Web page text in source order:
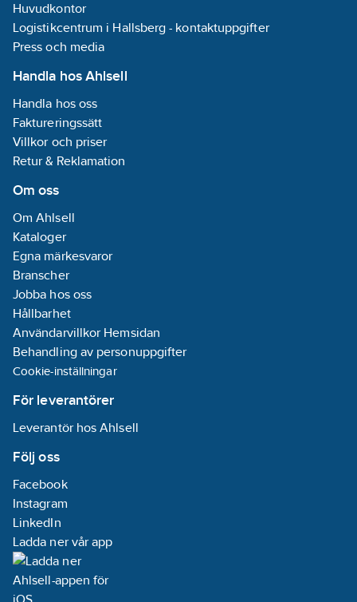
Huvudkontor
Logistikcentrum i Hallsberg - kontaktuppgifter
Press och media
Handla hos Ahlsell
Handla hos oss
Faktureringssätt
Villkor och priser
Retur & Reklamation
Om oss
Om Ahlsell
Kataloger
Egna märkesvaror
Branscher
Jobba hos oss
Hållbarhet
Användarvillkor Hemsidan
Behandling av personuppgifter
Cookie-inställningar
För leverantörer
Leverantör hos Ahlsell
Följ oss
Facebook
Instagram
LinkedIn
Ladda ner vår app